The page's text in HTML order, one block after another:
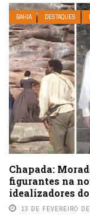
BAHIA DESTAQUES
Chapada:
figurantes na
idealizadores
13 DE FEVEREIRO